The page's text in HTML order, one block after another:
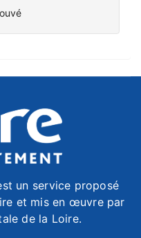
un service proposé
et mis en œuvre par
de la Loire.